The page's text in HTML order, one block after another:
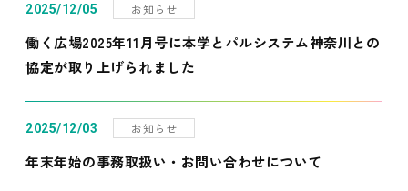
2025/12/05 お知らせ
働く広場2025年11月号に本学とパルシステム神奈川との
協定が取り上げられました
2025/12/03 お知らせ
年末年始の事務取扱い・お問い合わせについて